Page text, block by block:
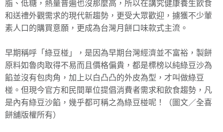
脂、低糖，熱量普遍也沒那麼高，所以在講究健康養生飲食
和送禮外觀需求的現代新趨勢，更受大眾歡迎，擄獲不少葷
素人口的購買意願，更成為台灣月餅口味款式主流。
早期稱呼「綠豆椪」，是因為早期台灣經濟並不富裕，製餅
原料如魯肉取得不易而且價格偏貴，都是標榜以純綠豆沙為
餡並沒有包肉角，加上以白凸凸的外皮為型，才叫做綠豆
椪。但現今官方和民間單位提倡消費者需求和飲食趨勢，凡
是內有綠豆沙餡，幾乎都可稱之為綠豆椪呢！（圖文／全喜
餅舖版權所有）